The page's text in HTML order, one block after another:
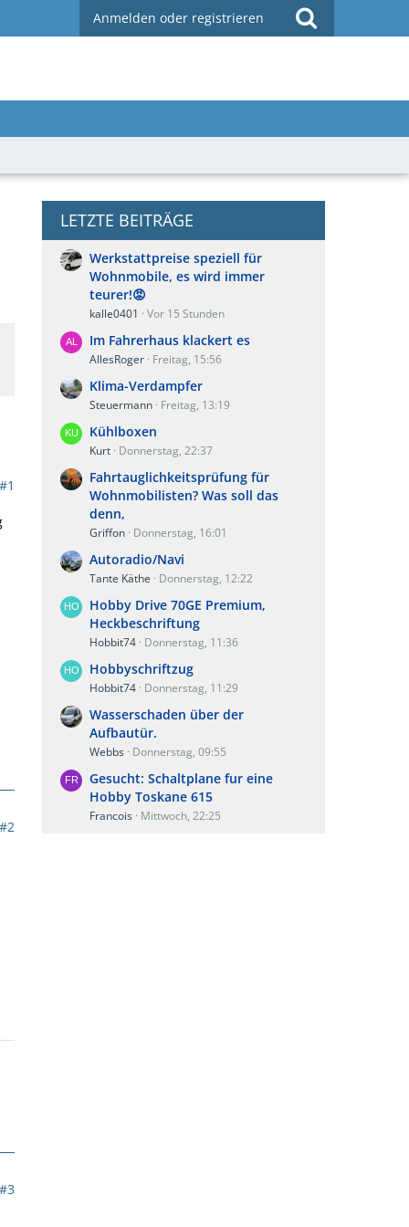
Anmelden oder registrieren
#1
#2
#3
LETZTE BEITRÄGE
Werkstattpreise speziell für
Wohnmobile, es wird immer
teurer!😡
kalle0401 Vor 15 Stunden
Im Fahrerhaus klackert es
AllesRoger Freitag, 15:56
Klima-Verdampfer
Steuermann Freitag, 13:19
Kühlboxen
Kurt Donnerstag, 22:37
Fahrtauglichkeitsprüfung für
Wohnmobilisten? Was soll das
denn,
Griffon Donnerstag, 16:01
Autoradio/Navi
Tante Käthe Donnerstag, 12:22
Hobby Drive 70GE Premium,
Heckbeschriftung
Hobbit74 Donnerstag, 11:36
Hobbyschriftzug
Hobbit74 Donnerstag, 11:29
Wasserschaden über der
Aufbautür.
Webbs Donnerstag, 09:55
Gesucht: Schaltplane fur eine
Hobby Toskane 615
Francois Mittwoch, 22:25